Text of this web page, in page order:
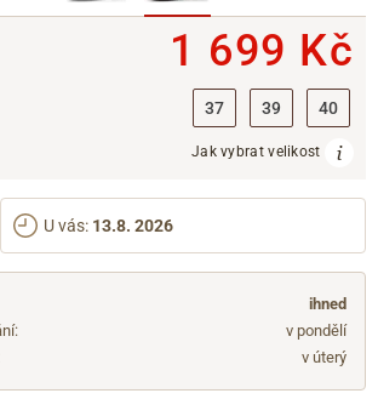
1 699 Kč
37 39 40
Jak vybrat velikost
U vás: 13.8. 2026
ihned
v pondělí
v úterý